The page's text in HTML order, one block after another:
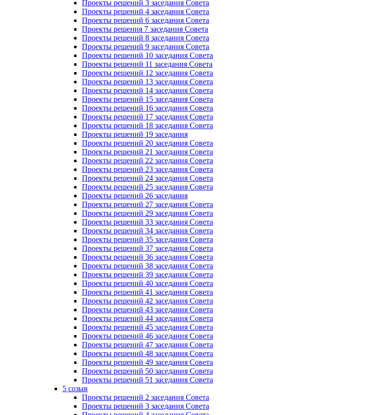
Проекты решений 3 заседания Совета
Проекты решений 4 заседания Совета
Проекты решений 6 заседания Совета
Проекты решения 7 заседания Совета
Проекты решений 8 заседания Совета
Проекты решений 9 заседания Совета
Проекты решений 10 заседания Совета
Проекты решений 11 заседания Совета
Проекты решений 12 заседания Совета
Проекты решений 13 заседания Совета
Проекты решений 14 заседания Совета
Проекты решений 15 заседания Совета
Проекты решений 16 заседания Совета
Проекты решений 17 заседания Совета
Проекты решений 18 заседания Совета
Проекты решений 19 заседания
Проекты решений 20 заседания Совета
Проекты решений 21 заседания Совета
Проекты решений 22 заседания Совета
Проекты решений 23 заседания Совета
Проекты решений 24 заседания Совета
Проекты решений 25 заседания Совета
Проекты решений 26 заседания
Проекты решений 27 заседания Совета
Проекты решений 29 заседания Совета
Проекты решений 33 заседания Совета
Проекты решений 34 заседания Совета
Проекты решений 35 заседания Совета
Проекты решений 37 заседания Совета
Проекты решений 36 заседания Совета
Проекты решений 38 заседания Совета
Проекты решений 39 заседания Совета
Проекты решений 40 заседания Совета
Проекты решений 41 заседания Совета
Проекты решений 42 заседания Совета
Проекты решений 43 заседания Совета
Проекты решений 44 заседания Совета
Проекты решений 45 заседания Совета
Проекты решений 46 заседания Совета
Проекты решений 47 заседания Совета
Проекты решений 48 заседания Совета
Проекты решений 49 заседания Совета
Проекты решений 50 заседания Совета
Проекты решений 51 заседания Совета
5 созыв
Проекты решений 2 заседания Совета
Проекты решений 3 заседания Совета